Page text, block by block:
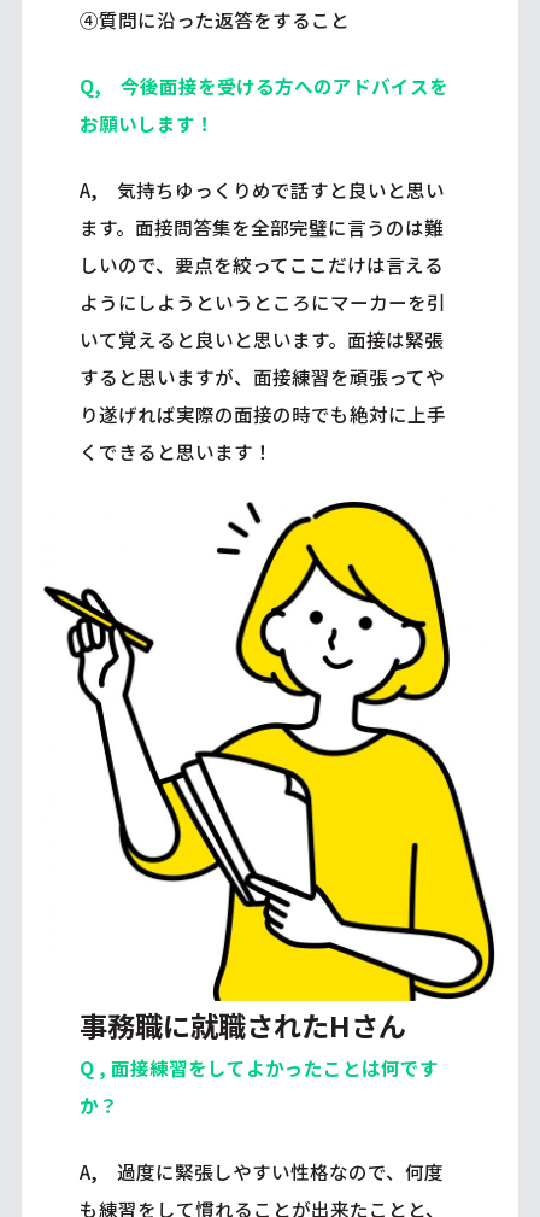
④質問に沿った返答をすること
Q, 今後面接を受ける方へのアドバイスを
お願いします！
A, 気持ちゆっくりめで話すと良いと思い
ます。面接問答集を全部完璧に言うのは難
しいので、要点を絞ってここだけは言える
ようにしようというところにマーカーを引
いて覚えると良いと思います。面接は緊張
すると思いますが、面接練習を頑張ってや
り遂げれば実際の面接の時でも絶対に上手
くできると思います！
事務職に就職されたHさん
Q , 面接練習をしてよかったことは何です
か？
A, 過度に緊張しやすい性格なので、何度
も練習をして慣れることが出来たことと、